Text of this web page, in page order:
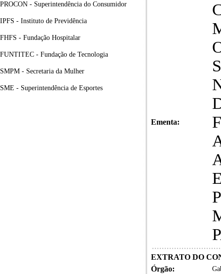
PROCON - Superintendência do Consumidor
IPFS - Instituto de Previdência
FHFS - Fundação Hospitalar
FUNTITEC - Fundação de Tecnologia
SMPM - Secretaria da Mulher
SME - Superintendência de Esportes
Ementa:
EXTRATO DO
Órgão: